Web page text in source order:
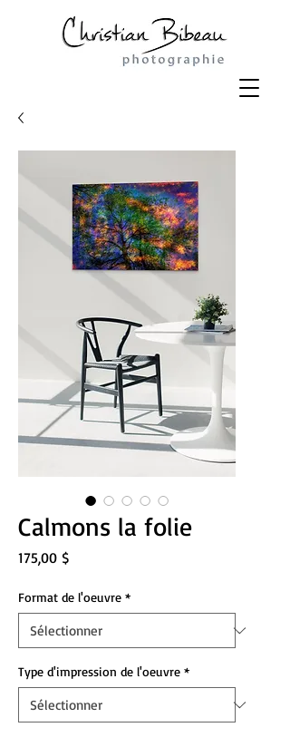
Calmons la folie
175,00 $Prix
Format de l'oeuvre *
Type d'impression de l'oeuvre *